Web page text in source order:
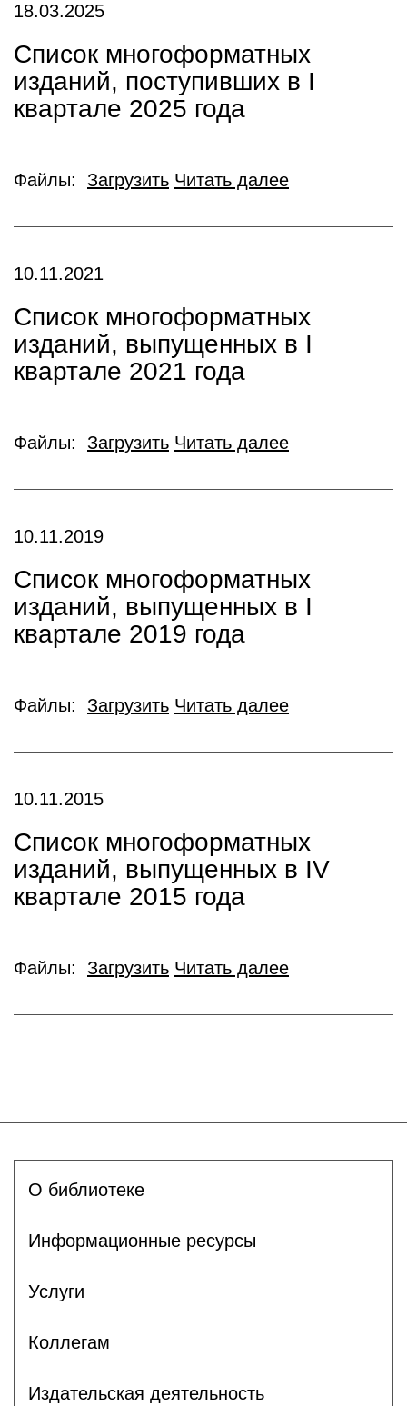
18.03.2025
Список многоформатных
изданий, поступивших в I
квартале 2025 года
Файлы: Загрузить Читать далее
10.11.2021
Список многоформатных
изданий, выпущенных в I
квартале 2021 года
Файлы: Загрузить Читать далее
10.11.2019
Список многоформатных
изданий, выпущенных в I
квартале 2019 года
Файлы: Загрузить Читать далее
10.11.2015
Список многоформатных
изданий, выпущенных в IV
квартале 2015 года
Файлы: Загрузить Читать далее
О библиотеке
Информационные ресурсы
Услуги
Коллегам
Издательская деятельность